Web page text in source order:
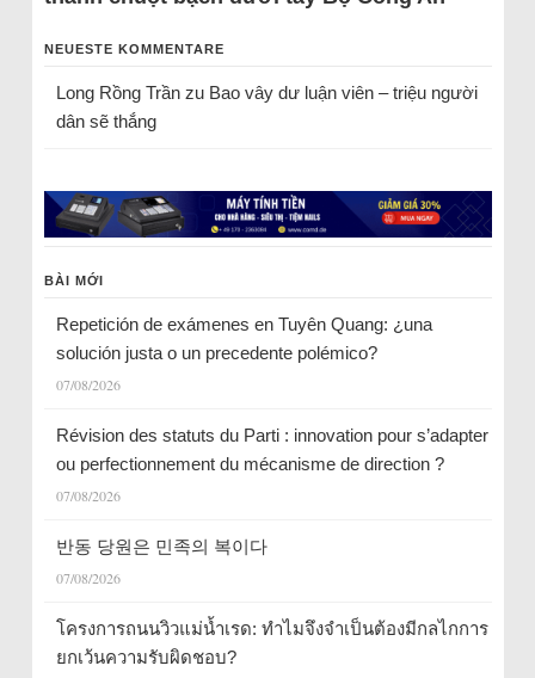
NEUESTE KOMMENTARE
Long Rồng Trầnzu Bao vây dư luận viên – triệu người
dân sẽ thắng
BÀI MỚI
Repetición de exámenes en Tuyên Quang: ¿una
solución justa o un precedente polémico?
07/08/2026
Révision des statuts du Parti : innovation pour s’adapter
ou perfectionnement du mécanisme de direction ?
07/08/2026
반동 당원은 민족의 복이다
07/08/2026
โครงการถนนวิวแม่น้ำเรด: ทำไมจึงจำเป็นต้องมีกลไกการ
ยกเว้นความรับผิดชอบ?